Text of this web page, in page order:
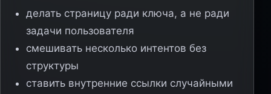
делать страницу ради ключа, а не ради
задачи пользователя
смешивать несколько интентов без
структуры
ставить внутренние ссылки случайными